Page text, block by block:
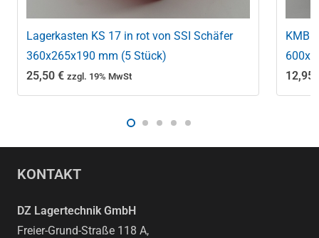
Lagerkasten KS 17 in rot von SSI Schäfer
360x265x190 mm (5 Stück)
25,50 € zzgl. 19% MwSt
KMB
12,95
KONTAKT
DZ Lagertechnik GmbH
Freier-Grund-Straße 118 A,